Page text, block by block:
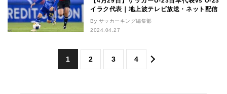
イラク代表｜地上波テレビ放送・ネット配信
By サッカーキング編集部
2024.04.27
1 2 3 4